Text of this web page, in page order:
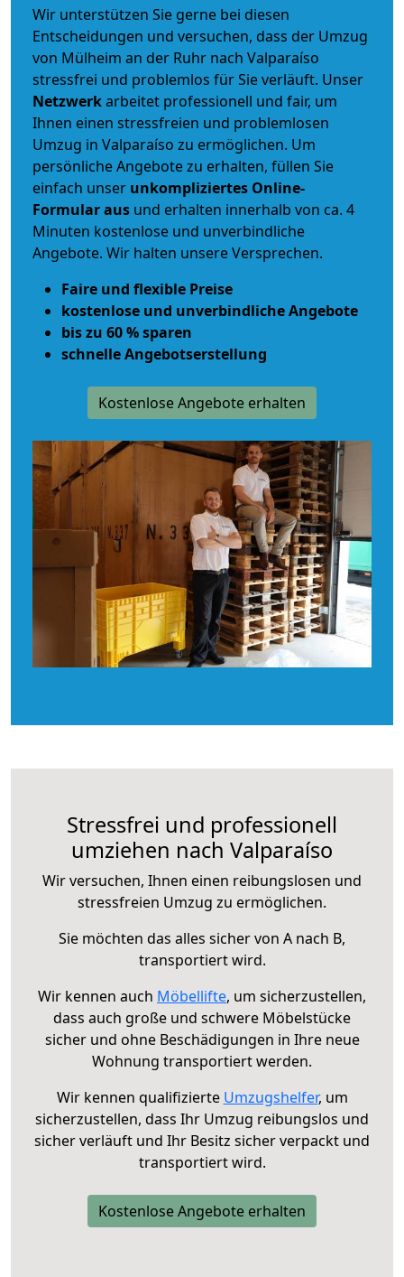
Wir unterstützen Sie gerne bei diesen
Entscheidungen und versuchen, dass der Umzug
von Mülheim an der Ruhr nach Valparaíso
stressfrei und problemlos für Sie verläuft. Unser
Netzwerkarbeitet professionell und fair, um
Ihnen einen stressfreien und problemlosen
Umzug in Valparaíso zu ermöglichen. Um
persönliche Angebote zu erhalten, füllen Sie
einfach unser unkompliziertes Online-
Formular aus und erhalten innerhalb von ca. 4
Minuten kostenlose und unverbindliche
Angebote. Wir halten unsere Versprechen.
Faire und flexible Preise
kostenlose und unverbindliche Angebote
bis zu 60 % sparen
schnelle Angebotserstellung
Kostenlose Angebote erhalten
Stressfrei und professionell
umziehen nach Valparaíso
Wir versuchen, Ihnen einen reibungslosen und
stressfreien Umzug zu ermöglichen.
Sie möchten das alles sicher von A nach B,
transportiert wird.
Wir kennen auch Möbellifte, um sicherzustellen,
dass auch große und schwere Möbelstücke
sicher und ohne Beschädigungen in Ihre neue
Wohnung transportiert werden.
Wir kennen qualifizierte Umzugshelfer, um
sicherzustellen, dass Ihr Umzug reibungslos und
sicher verläuft und Ihr Besitz sicher verpackt und
transportiert wird.
Kostenlose Angebote erhalten